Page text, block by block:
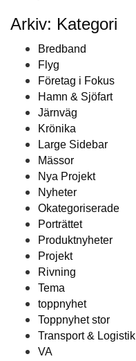
Arkiv: Kategori
Bredband
Flyg
Företag i Fokus
Hamn & Sjöfart
Järnväg
Krönika
Large Sidebar
Mässor
Nya Projekt
Nyheter
Okategoriserade
Porträttet
Produktnyheter
Projekt
Rivning
Tema
toppnyhet
Toppnyhet stor
Transport & Logistik
VA